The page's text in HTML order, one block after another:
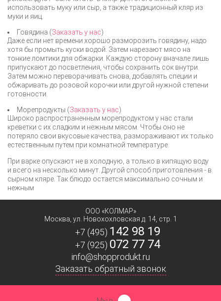
использовать муку или сыр, а также традиционный кляр из
муки и яиц.
Говядина (Заказать у нас)
Даже если нет времени хорошо разморозить говядину, надо
хотя бы промыть куски водой. Затем нарезают мясо на
тонкие ломтики для обжарки. Каждую сторону вначале лишь
припускают до посветления, чтобы сохранить сок внутри.
Затем можно переворачивать снова, добавлять специи и
обжаривать до розовой корочки или другой нужной степени
готовности.
Морепродукты (Заказать у нас)
Широко распространенным морепродуктом у нас стали
креветки с их сладким и нежным мясом. Чтобы оно не
потеряло свои вкусовые качества, размораживают их только
естественным путем при комнатной температуре.
При варке опускают не в холодную, а только в кипящую воду
и всего на несколько минут. Другой способ приготовления - в
сырном кляре. Так блюдо остается максимально сочным и
нежным
ООО «КОЛМАР»
Москва ул. Новохохловская д. 14, стр. 1
+7 (495) 142 98 19
+7 (925) 072 77 74
info@shopprodukt.ru
Заказать обратный звонок